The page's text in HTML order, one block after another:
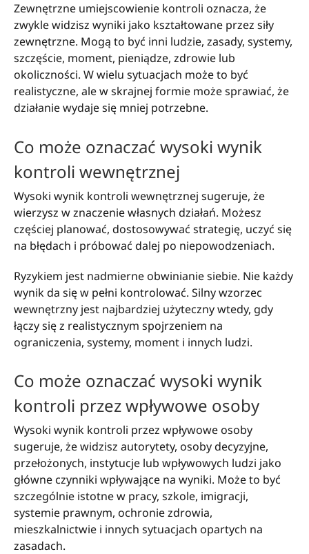
Zewnętrzne umiejscowienie kontroli oznacza, że
zwykle widzisz wyniki jako kształtowane przez siły
zewnętrzne. Mogą to być inni ludzie, zasady, systemy,
szczęście, moment, pieniądze, zdrowie lub
okoliczności. W wielu sytuacjach może to być
realistyczne, ale w skrajnej formie może sprawiać, że
działanie wydaje się mniej potrzebne.
Co może oznaczać wysoki wynik
kontroli wewnętrznej
Wysoki wynik kontroli wewnętrznej sugeruje, że
wierzysz w znaczenie własnych działań. Możesz
częściej planować, dostosowywać strategię, uczyć się
na błędach i próbować dalej po niepowodzeniach.
Ryzykiem jest nadmierne obwinianie siebie. Nie każdy
wynik da się w pełni kontrolować. Silny wzorzec
wewnętrzny jest najbardziej użyteczny wtedy, gdy
łączy się z realistycznym spojrzeniem na
ograniczenia, systemy, moment i innych ludzi.
Co może oznaczać wysoki wynik
kontroli przez wpływowe osoby
Wysoki wynik kontroli przez wpływowe osoby
sugeruje, że widzisz autorytety, osoby decyzyjne,
przełożonych, instytucje lub wpływowych ludzi jako
główne czynniki wpływające na wyniki. Może to być
szczególnie istotne w pracy, szkole, imigracji,
systemie prawnym, ochronie zdrowia,
mieszkalnictwie i innych sytuacjach opartych na
zasadach.